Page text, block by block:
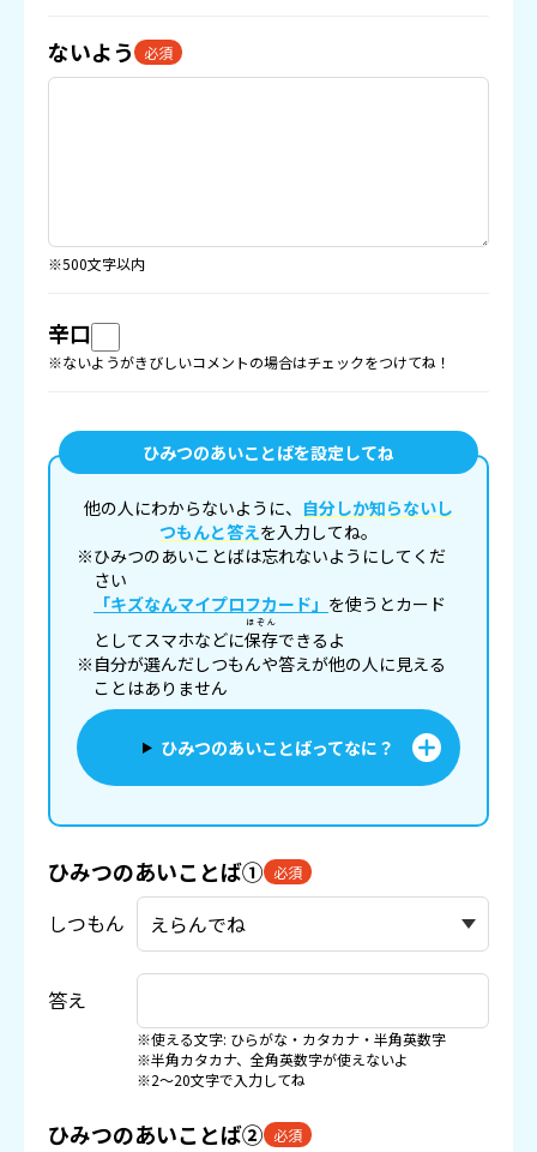
ないよう 必須
※500文字以内
辛口
※ないようがきびしいコメントの場合はチェックをつけてね！
ひみつのあいことばを設定してね
他の人にわからないように、 自分しか知らないし
つもんと答えを入力してね。
※ひみつのあいことばは忘れないようにしてくだ
さい
「キズなんマイプロフカード」 を使うとカード
としてスマホなどに保存
ほぞん
できるよ
※自分が選んだしつもんや答えが他の人に見える
ことはありません
ひみつのあいことばってなに？
ひみつのあいことば① 必須
しつもん
答え
※使える文字: ひらがな・カタカナ・半角英数字
※半角カタカナ、全角英数字が使えないよ
※2〜20文字で入力してね
ひみつのあいことば② 必須